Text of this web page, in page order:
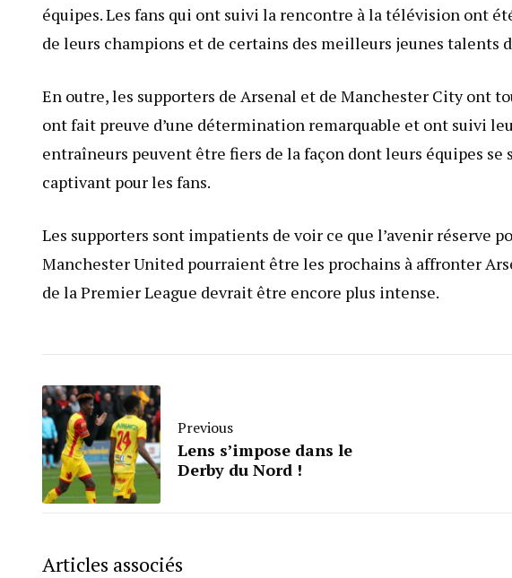
équipes. Les fans qui ont suivi la rencontre à la télévision ont
de leurs champions et de certains des meilleurs jeunes talents
En outre, les supporters de Arsenal et de Manchester City ont
ont fait preuve d’une détermination remarquable et ont suivi
entraîneurs peuvent être fiers de la façon dont leurs équipes
captivant pour les fans.
Les supporters sont impatients de voir ce que l’avenir réserve
Manchester United pourraient être les prochains à affronter
de la Premier League devrait être encore plus intense.
Previous
Lens s’impose dans le
Derby du Nord !
Articles associés